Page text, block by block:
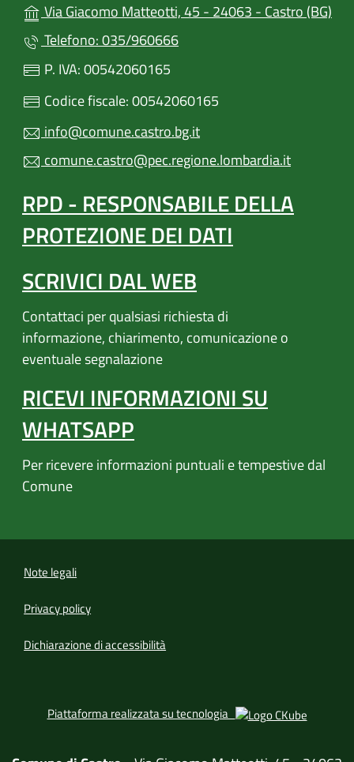
Via Giacomo Matteotti, 45 - 24063 - Castro (BG)
Telefono: 035/960666
P. IVA: 00542060165
Codice fiscale: 00542060165
info@comune.castro.bg.it
comune.castro@pec.regione.lombardia.it
RPD - RESPONSABILE DELLA
PROTEZIONE DEI DATI
SCRIVICI DAL WEB
Contattaci per qualsiasi richiesta di
informazione, chiarimento, comunicazione o
eventuale segnalazione
RICEVI INFORMAZIONI SU
WHATSAPP
Per ricevere informazioni puntuali e tempestive dal
Comune
Note legali
Privacy policy
Dichiarazione di accessibilità
Piattaforma realizzata su tecnologia (apre in